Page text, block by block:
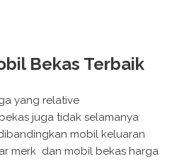
Bekas Terbaik
yang relative
juga tidak selamanya
mobil keluaran
merk dan mobil bekas harga